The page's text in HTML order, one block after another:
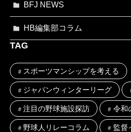
BFJ NEWS
HB編集部コラム
TAG
スポーツマンシップを考える
ジャパンウィンターリーグ
注目の野球施設探訪 令和
野球人リレーコラム 監督